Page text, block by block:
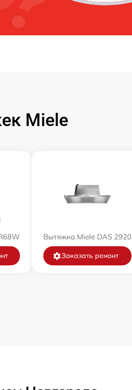
Miele
Вытяжка Miele DAS 2920
Заказать ремонт